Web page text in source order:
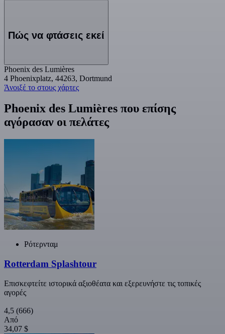
Πώς να φτάσεις εκεί
Phoenix des Lumières
4 Phoenixplatz, 44263, Dortmund
Άνοιξέ το στους χάρτες
Phoenix des Lumières που επίσης
αγόρασαν οι πελάτες
Ρότερνταμ
Rotterdam Splashtour
Επισκεφτείτε ιστορικά αξιοθέατα και εξερευνήστε τις τοπικές
αγορές
4,5 (666)
Από
34,07 $